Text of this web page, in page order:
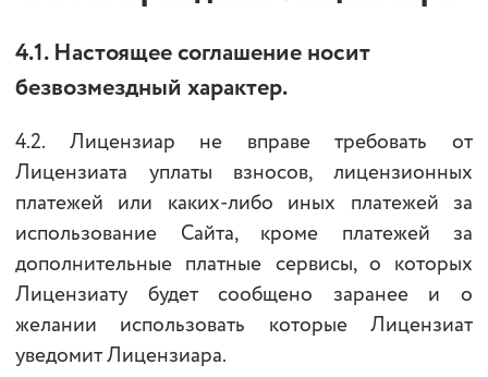
4.1. Настоящее соглашение носит
безвозмездный характер.
4.2. Лицензиар не вправе требовать от
Лицензиата уплаты взносов, лицензионных
платежей или каких-либо иных платежей за
использование Сайта, кроме платежей за
дополнительные платные сервисы, о которых
Лицензиату будет сообщено заранее и о
желании использовать которые Лицензиат
уведомит Лицензиара.